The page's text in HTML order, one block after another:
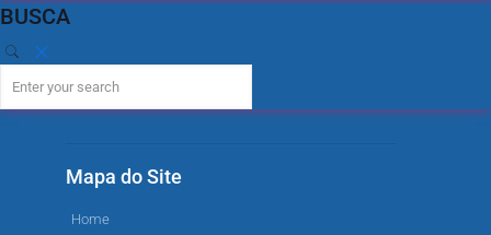
BUSCA
Mapa do Site
Home